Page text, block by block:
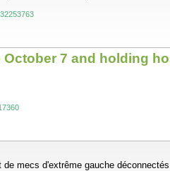
7 and holding
mecs d'extrême gauche